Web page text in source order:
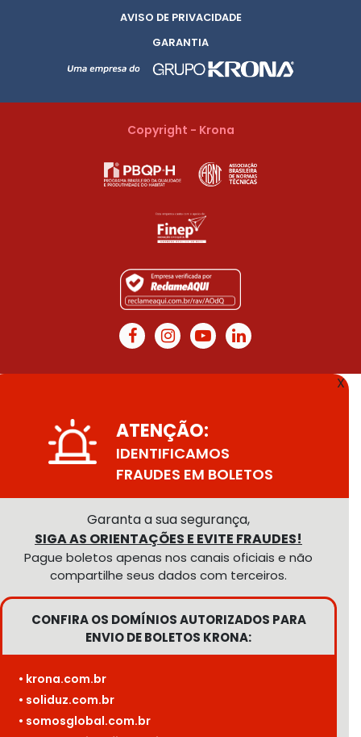
AVISO DE PRIVACIDADE
GARANTIA
Copyright - Krona
X
ATENÇÃO:
IDENTIFICAMOS
FRAUDES EM BOLETOS
Garanta a sua segurança,
SIGA AS ORIENTAÇÕES E EVITE FRAUDES!
Pague boletos apenas nos canais oficiais e não
compartilhe seus dados com terceiros.
CONFIRA OS DOMÍNIOS AUTORIZADOS PARA
ENVIO DE BOLETOS KRONA:
• krona.com.br
• soliduz.com.br
• somosglobal.com.br